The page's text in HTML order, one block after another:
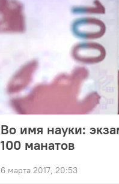
Во имя науки:
100 манатов
6 марта 2017, 20:53